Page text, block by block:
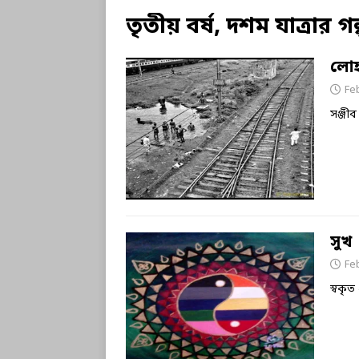
তৃতীয় বর্ষ, দশম যাত্রার
সুখ
স্বকৃত